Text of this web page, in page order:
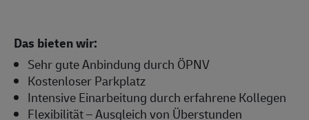
Das bieten wir:
Sehr gute Anbindung durch ÖPNV
Kostenloser Parkplatz
Intensive Einarbeitung durch erfahrene Kollegen
Flexibilität – Ausgleich von Überstunden